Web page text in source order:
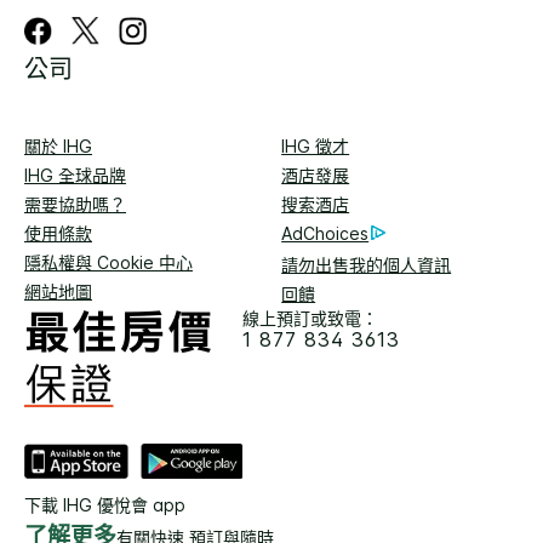
公司
關於 IHG
IHG 徵才
IHG 全球品牌
酒店發展
需要協助嗎？
搜索酒店
使用條款
AdChoices
隱私權與 Cookie 中心
請勿出售我的個人資訊
網站地圖
回饋
線上預訂或致電：
1 877 834 3613
下載 IHG 優悅會 app
了解更多有關快速 預訂與隨時